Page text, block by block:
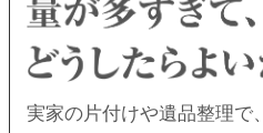
実家の片付けや遺品整理で、